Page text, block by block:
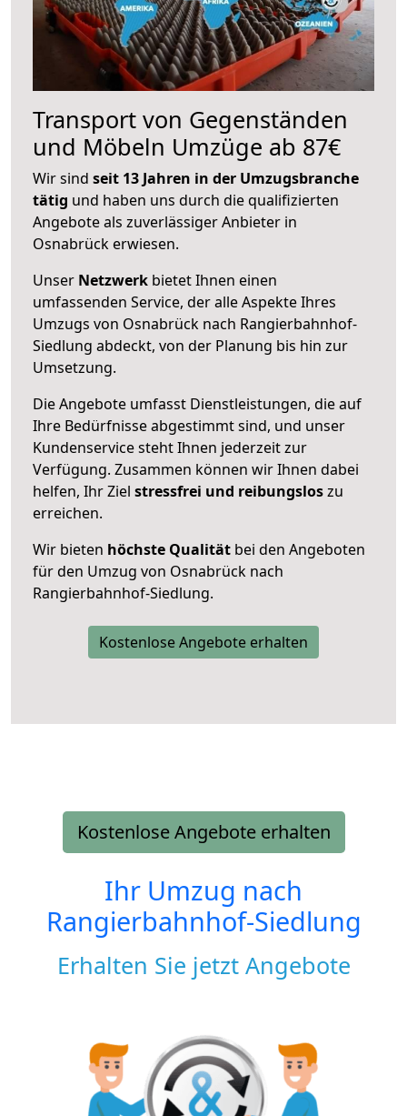
Transport von Gegenständen
und Möbeln Umzüge ab 87€
Wir sind seit 13 Jahren in der Umzugsbranche
tätig und haben uns durch die qualifizierten
Angebote als zuverlässiger Anbieter in
Osnabrück erwiesen.
Unser Netzwerk bietet Ihnen einen
umfassenden Service, der alle Aspekte Ihres
Umzugs von Osnabrück nach Rangierbahnhof-
Siedlung abdeckt, von der Planung bis hin zur
Umsetzung.
Die Angebote umfasst Dienstleistungen, die auf
Ihre Bedürfnisse abgestimmt sind, und unser
Kundenservice steht Ihnen jederzeit zur
Verfügung. Zusammen können wir Ihnen dabei
helfen, Ihr Ziel stressfrei und reibungsloszu
erreichen.
Wir bieten höchste Qualität bei den Angeboten
für den Umzug von Osnabrück nach
Rangierbahnhof-Siedlung.
Kostenlose Angebote erhalten
Kostenlose Angebote erhalten
Ihr Umzug nach
Rangierbahnhof-Siedlung
Erhalten Sie jetzt Angebote